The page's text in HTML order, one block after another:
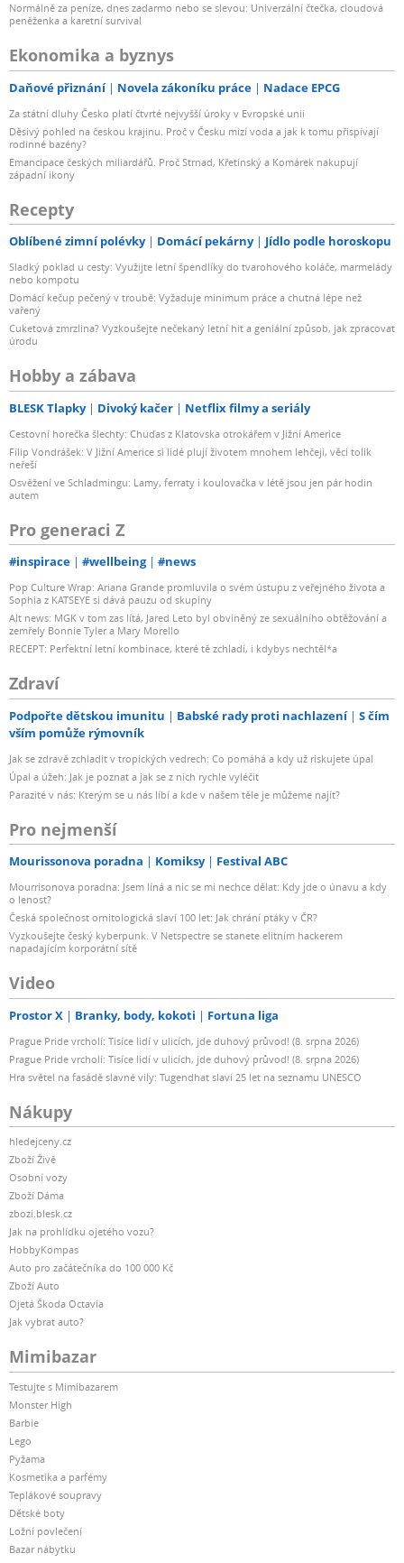
Normálně za peníze, dnes zadarmo nebo se slevou: Univerzální čtečka, cloudová
peněženka a karetní survival
Ekonomika a byznys
Daňové přiznání Novela zákoníku práce Nadace EPCG
Za státní dluhy Česko platí čtvrté nejvyšší úroky v Evropské unii
Děsivý pohled na českou krajinu. Proč v Česku mizí voda a jak k tomu přispívají
rodinné bazény?
Emancipace českých miliardářů. Proč Strnad, Křetínský a Komárek nakupují
západní ikony
Recepty
Oblíbené zimní polévky Domácí pekárny Jídlo podle horoskopu
Sladký poklad u cesty: Využijte letní špendlíky do tvarohového koláče, marmelády
nebo kompotu
Domácí kečup pečený v troubě: Vyžaduje minimum práce a chutná lépe než
vařený
Cuketová zmrzlina? Vyzkoušejte nečekaný letní hit a geniální způsob, jak zpracovat
úrodu
Hobby a zábava
BLESK Tlapky Divoký kačer Netflix filmy a seriály
Cestovní horečka šlechty: Chuďas z Klatovska otrokářem v Jižní Americe
Filip Vondrášek: V Jižní Americe si lidé plují životem mnohem lehčeji, věci tolik
neřeší
Osvěžení ve Schladmingu: Lamy, ferraty i koulovačka v létě jsou jen pár hodin
autem
Pro generaci Z
#inspirace #wellbeing #news
Pop Culture Wrap: Ariana Grande promluvila o svém ústupu z veřejného života a
Sophia z KATSEYE si dává pauzu od skupiny
Alt news: MGK v tom zas lítá, Jared Leto byl obviněný ze sexuálního obtěžování a
zemřely Bonnie Tyler a Mary Morello
RECEPT: Perfektní letní kombinace, které tě zchladí, i kdybys nechtěl*a
Zdraví
Podpořte dětskou imunitu Babské rady proti nachlazení
S čím
vším pomůže rýmovník
Jak se zdravě zchladit v tropických vedrech: Co pomáhá a kdy už riskujete úpal
Úpal a úžeh: Jak je poznat a jak se z nich rychle vyléčit
Parazité v nás: Kterým se u nás líbí a kde v našem těle je můžeme najít?
Pro nejmenší
Mourissonova poradna Komiksy Festival ABC
Mourrisonova poradna: Jsem líná a nic se mi nechce dělat: Kdy jde o únavu a kdy
o lenost?
Česká společnost ornitologická slaví 100 let: Jak chrání ptáky v ČR?
Vyzkoušejte český kyberpunk. V Netspectre se stanete elitním hackerem
napadajícím korporátní sítě
Video
Prostor X Branky, body, kokoti Fortuna liga
Prague Pride vrcholí: Tisíce lidí v ulicích, jde duhový průvod! (8. srpna 2026)
Prague Pride vrcholí: Tisíce lidí v ulicích, jde duhový průvod! (8. srpna 2026)
Hra světel na fasádě slavné vily: Tugendhat slaví 25 let na seznamu UNESCO
Nákupy
hledejceny.cz
Zboží Živě
Osobní vozy
Zboží Dáma
zbozi.blesk.cz
Jak na prohlídku ojetého vozu?
HobbyKompas
Auto pro začátečníka do 100 000 Kč
Zboží Auto
Ojetá Škoda Octavia
Jak vybrat auto?
Mimibazar
Testujte s Mimibazarem
Monster High
Barbie
Lego
Pyžama
Kosmetika a parfémy
Teplákové soupravy
Dětské boty
Ložní povlečení
Bazar nábytku